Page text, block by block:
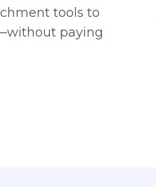
tools to
paying